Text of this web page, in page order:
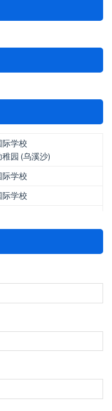
学校
园 (乌溪沙)
学校
学校